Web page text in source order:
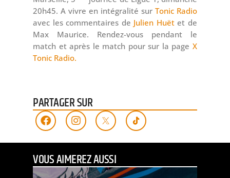
20h45. A vivre en intégralité sur Tonic Radio
avec les commentaires de Julien Huëtet de
Max Maurice. Rendez-vous pendant le
match et après le match pour sur la page X
Tonic Radio.
PARTAGER SUR
VOUS AIMEREZ AUSSI